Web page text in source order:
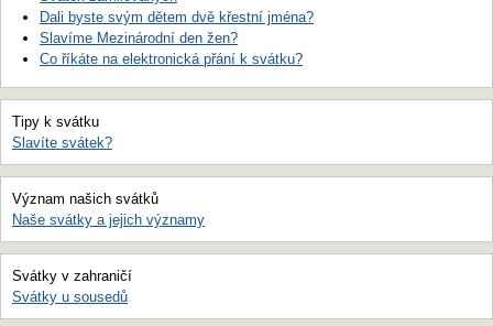
Dali byste svým dětem dvě křestní jména?
Slavíme Mezinárodní den žen?
Co říkáte na elektronická přání k svátku?
Tipy k svátku
Slavíte svátek?
Význam našich svátků
Naše svátky a jejich významy
Svátky v zahraničí
Svátky u sousedů